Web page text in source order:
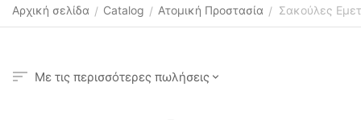
Αρχική σελίδα / Catalog / Ατομική Προστασία / Σακούλες
Με τις περισσότερες πωλήσεις